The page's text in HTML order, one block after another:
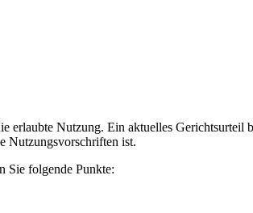
Nutzung. Ein aktuelles Gerichtsurteil
Nutzungsvorschriften ist.
Sie folgende Punkte: